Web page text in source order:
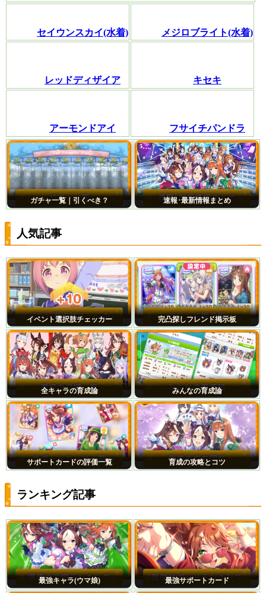
セイウンスカイ(水着) メジロブライト(水着)
レッドディザイア キセキ
アーモンドアイ フサイチパンドラ
ガチャ一覧｜引くべき？ 速報･最新情報まとめ
人気記事
イベント選択肢チェッカー 完凸探しフレンド掲示板
全キャラの育成論 みんなの育成論
サポートカードの評価一覧 育成の攻略とコツ
ランキング記事
最強キャラ(ウマ娘) 最強サポートカード